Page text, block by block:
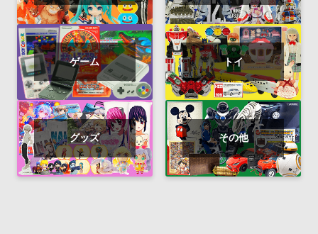
ゲーム トイ
グッズ その他